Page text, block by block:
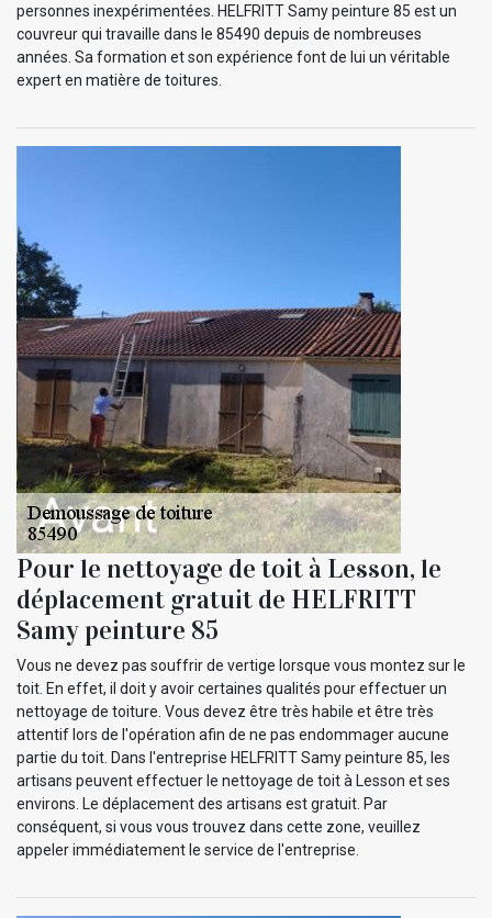
personnes inexpérimentées. HELFRITT Samy peinture 85 est un
couvreur qui travaille dans le 85490 depuis de nombreuses
années. Sa formation et son expérience font de lui un véritable
expert en matière de toitures.
Pour le nettoyage de toit à Lesson, le
déplacement gratuit de HELFRITT
Samy peinture 85
Vous ne devez pas souffrir de vertige lorsque vous montez sur le
toit. En effet, il doit y avoir certaines qualités pour effectuer un
nettoyage de toiture. Vous devez être très habile et être très
attentif lors de l'opération afin de ne pas endommager aucune
partie du toit. Dans l'entreprise HELFRITT Samy peinture 85, les
artisans peuvent effectuer le nettoyage de toit à Lesson et ses
environs. Le déplacement des artisans est gratuit. Par
conséquent, si vous vous trouvez dans cette zone, veuillez
appeler immédiatement le service de l'entreprise.